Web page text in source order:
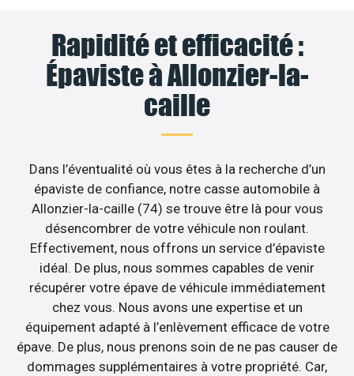
Rapidité et efficacité :
Épaviste à Allonzier-la-
caille
Dans l’éventualité où vous êtes à la recherche d’un
épaviste de confiance, notre casse automobile à
Allonzier-la-caille (74) se trouve être là pour vous
désencombrer de votre véhicule non roulant.
Effectivement, nous offrons un service d’épaviste
idéal. De plus, nous sommes capables de venir
récupérer votre épave de véhicule immédiatement
chez vous. Nous avons une expertise et un
équipement adapté à l’enlèvement efficace de votre
épave. De plus, nous prenons soin de ne pas causer de
dommages supplémentaires à votre propriété. Car,